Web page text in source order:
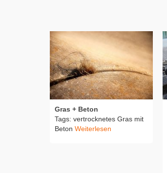
Gras + Beton
Tags: vertrocknetes Gras mit
Beton Weiterlesen